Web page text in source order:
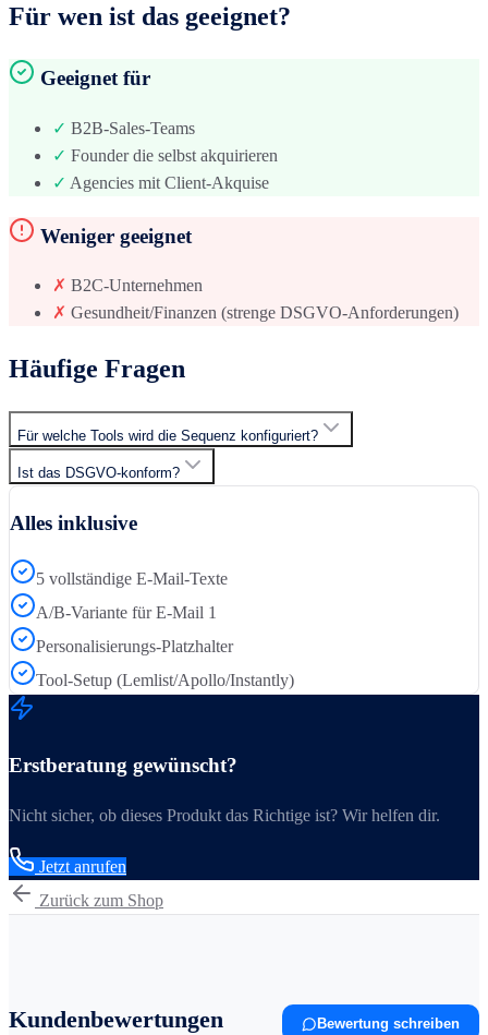
Für wen ist das geeignet?
Geeignet für
✓ B2B-Sales-Teams
✓ Founder die selbst akquirieren
✓ Agencies mit Client-Akquise
Weniger geeignet
✗ B2C-Unternehmen
✗ Gesundheit/Finanzen (strenge DSGVO-Anforderungen)
Häufige Fragen
Für welche Tools wird die Sequenz konfiguriert?
Ist das DSGVO-konform?
Alles inklusive
5 vollständige E-Mail-Texte
A/B-Variante für E-Mail 1
Personalisierungs-Platzhalter
Tool-Setup (Lemlist/Apollo/Instantly)
Erstberatung gewünscht?
Nicht sicher, ob dieses Produkt das Richtige ist? Wir helfen dir.
Jetzt anrufen
Zurück zum Shop
Kundenbewertungen Bewertung schreiben